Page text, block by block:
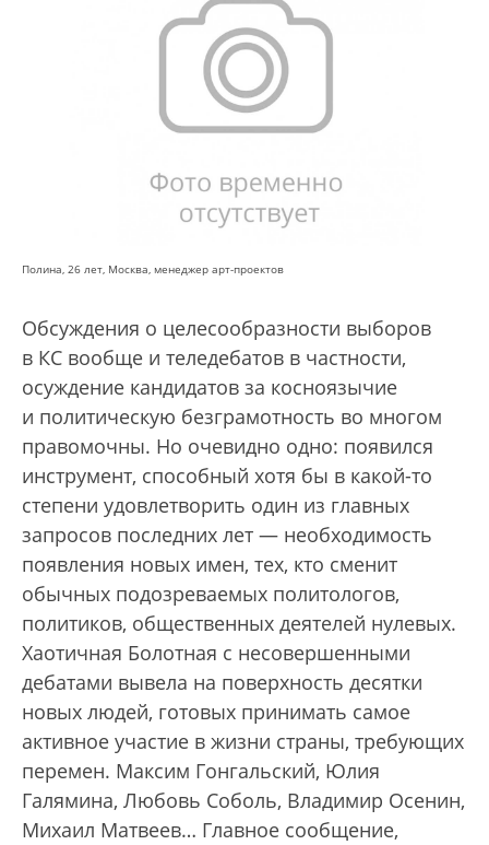
Полина, 26 лет, Москва, менеджер арт-проектов
Обсуждения о целесообразности выборов
в КС вообще и теледебатов в частности,
осуждение кандидатов за косноязычие
и политическую безграмотность во многом
правомочны. Но очевидно одно: появился
инструмент, способный хотя бы в какой-то
степени удовлетворить один из главных
запросов последних лет — необходимость
появления новых имен, тех, кто сменит
обычных подозреваемых политологов,
политиков, общественных деятелей нулевых.
Хаотичная Болотная с несовершенными
дебатами вывела на поверхность десятки
новых людей, готовых принимать самое
активное участие в жизни страны, требующих
перемен. Максим Гонгальский, Юлия
Галямина, Любовь Соболь, Владимир Осенин,
Михаил Матвеев… Главное сообщение,